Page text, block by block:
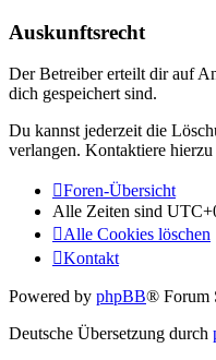
Auskunftsrecht
Der Betreiber erteilt dir auf
dich gespeichert sind.
Du kannst jederzeit die
verlangen. Kontaktiere
Foren-Übersicht
Alle Zeiten sind
Alle Cookies löschen
Kontakt
Powered by phpBB® Forum
Deutsche Übersetzung durch